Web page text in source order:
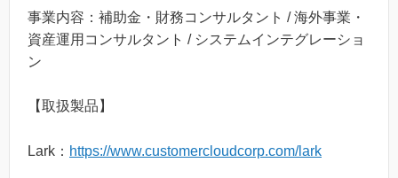
事業内容：補助金・財務コンサルタント / 海外事業・
資産運用コンサルタント / システムインテグレーショ
ン
【取扱製品】
Lark： https://www.customercloudcorp.com/lark